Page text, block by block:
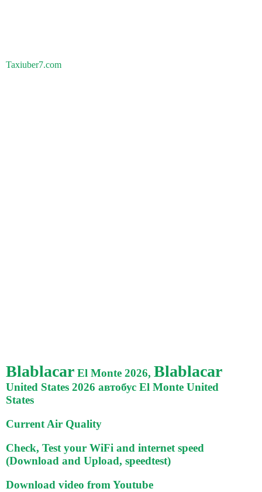
Taxiuber7.com
Blablacar El Monte 2026, Blablacar
United States 2026 автобус El Monte United
States
Current Air Quality
Check, Test your WiFi and internet speed
(Download and Upload, speedtest)
Download video from Youtube